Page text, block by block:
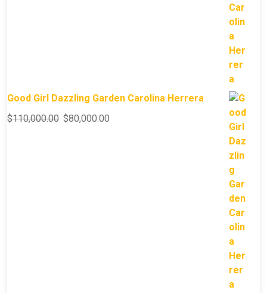
Good Girl Dazzling Garden Carolina Herrera
$110,000.00 $80,000.00